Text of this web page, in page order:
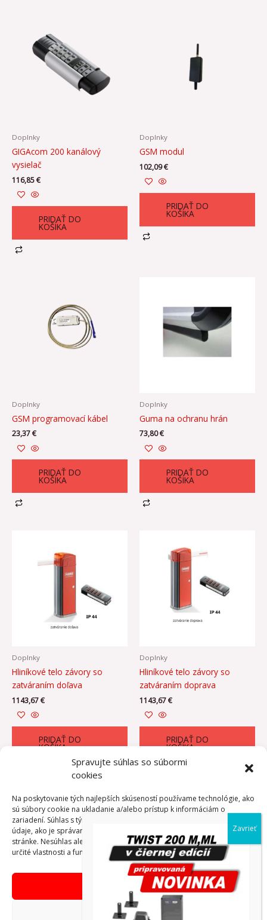
Spravujte súhlas so súbormi
cookies
Na poskytovanie tých najlepších skúseností používame technológie, ako
sú súbory cookie na ukladanie a/alebo prístup k informáciám o
zariadení. Súhlas s týmito technológiami nám umožní spracovávať
údaje, ako je správanie pri prehliadaní alebo jedinečné ID na tejto
stránke. Nesúhlas alebo odvolanie súhlasu môže nepriaznivo ovplyvniť
určité vlastnosti a funkcie.
Prijať
Odmietnuť
Doplnky
GIGAcom 200 kanálový
vysielač
116,85€
PRIDAŤ DO
KOŠÍKA
Doplnky
GSM modul
102,09€
PRIDAŤ DO
KOŠÍKA
Doplnky
GSM programovací kábel
23,37€
PRIDAŤ DO
KOŠÍKA
Doplnky
Guma na ochranu hrán
73,80€
PRIDAŤ DO
KOŠÍKA
Doplnky
Hliníkové telo závory so
zatváraním doľava
1143,67€
PRIDAŤ DO
KOŠÍKA
Doplnky
Hliníkové telo závory so
zatváraním doprava
1143,67€
PRIDAŤ DO
KOŠÍKA
← 1 2 →
Copyright © AdVibeMedia, s. r. o.